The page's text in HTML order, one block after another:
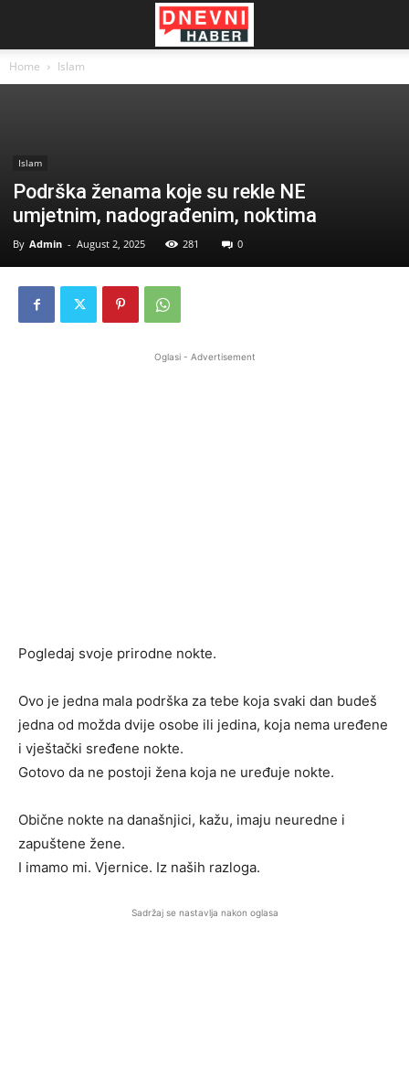
Home Islam
Islam
Podrška ženama koje su rekle NE
umjetnim, nadograđenim, noktima
By Admin - August 2, 2025 281 0
Oglasi - Advertisement
Pogledaj svoje prirodne nokte.
Ovo je jedna mala podrška za tebe koja svaki dan budeš
jedna od možda dvije osobe ili jedina, koja nema uređene
i vještački sređene nokte.
Gotovo da ne postoji žena koja ne uređuje nokte.
Obične nokte na današnjici, kažu, imaju neuredne i
zapuštene žene.
I imamo mi. Vjernice. Iz naših razloga.
Sadržaj se nastavlja nakon oglasa